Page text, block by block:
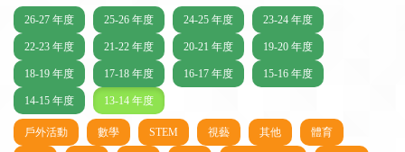
26-27 年度 25-26 年度 24-25 年度 23-24 年度
22-23 年度 21-22 年度 20-21 年度 19-20 年度
18-19 年度 17-18 年度 16-17 年度 15-16 年度
14-15 年度 13-14 年度
戶外活動 數學 STEM 視藝 其他 體育